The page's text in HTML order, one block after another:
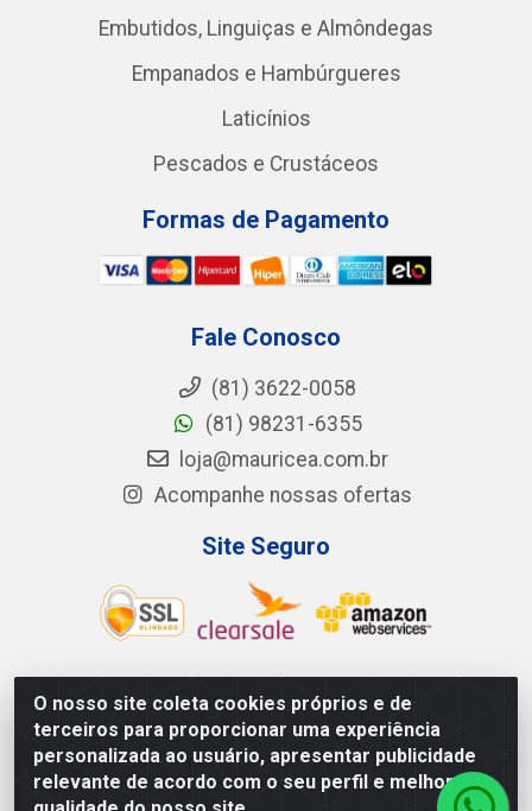
O nosso site coleta cookies próprios e de
terceiros para proporcionar uma experiência
personalizada ao usuário, apresentar publicidade
relevante de acordo com o seu perfil e melhorar a
Embutidos, Linguiças e Almôndegas
Empanados e Hambúrgueres
Laticínios
Pescados e Crustáceos
Formas de Pagamento
Fale Conosco
(81) 3622-0058
(81) 98231-6355
loja@mauricea.com.br
Acompanhe nossas ofertas
Site Seguro
Mauricéa Alimentos do Nordeste Ltda - BR 408, KM 55,
S/N - Zona Rural - Nazaré da Mata/PE - CEP 55.810-000
- CNPJ: 12.819.074/0002-14